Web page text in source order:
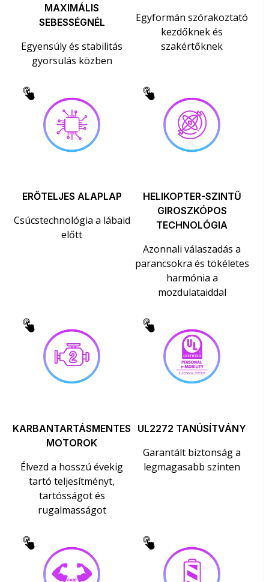
MAXIMÁLIS
SEBESSÉGNÉL
Egyensúly és stabilitás
gyorsulás közben
Egyformán szórakoztató
kezdőknek és
szakértőknek
ERŐTELJES ALAPLAP
Csúcstechnológia a lábaid
előtt
HELIKOPTER-SZINTŰ
GIROSZKÓPOS
TECHNOLÓGIA
Azonnali válaszadás a
parancsokra és tökéletes
harmónia a
mozdulataiddal
KARBANTARTÁSMENTES
MOTOROK
Élvezd a hosszú évekig
tartó teljesítményt,
tartósságot és
rugalmasságot
UL2272 TANÚSÍTVÁNY
Garantált biztonság a
legmagasabb szinten